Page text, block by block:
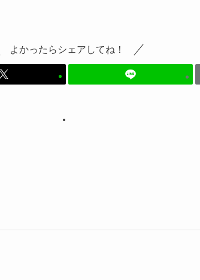
よかったらシェアしてね！